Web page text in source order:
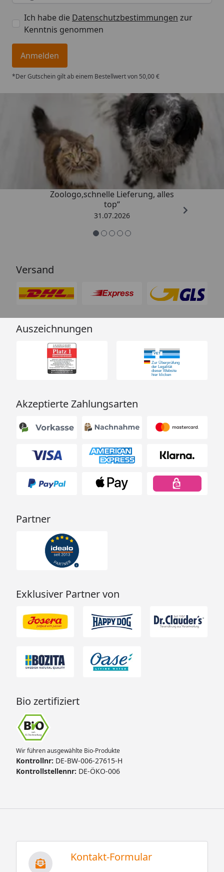
Ich habe die Datenschutzbestimmungen zur
Kenntnis genommen
Anmelden
*Der Gutschein gilt ab einem Bestellwert von 50,00 €
Trusted Shops
4,74/ 5
„Gute Erfahrung mit
Zoologo,schnelle Lieferung, alles
top“
31.07.2026
Versand
Auszeichnungen
Akzeptierte Zahlungsarten
Partner
Exklusiver Partner von
Bio zertifiziert
Wir führen ausgewählte Bio-Produkte
Kontrollnr: DE-BW-006-27615-H
Kontrollstellennr: DE-ÖKO-006
Kontakt-Formular